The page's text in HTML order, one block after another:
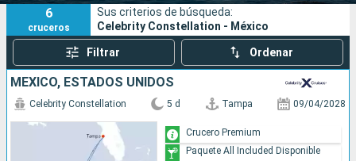
Buscar
6
cruceros
Sus criterios de búsqueda:
Celebrity Constellation - México
Filtrar Ordenar
MÉXICO, ESTADOS UNIDOS
Celebrity Constellation 5 d Tampa 09/04/2028
Crucero Premium
Paquete All Included Disponible